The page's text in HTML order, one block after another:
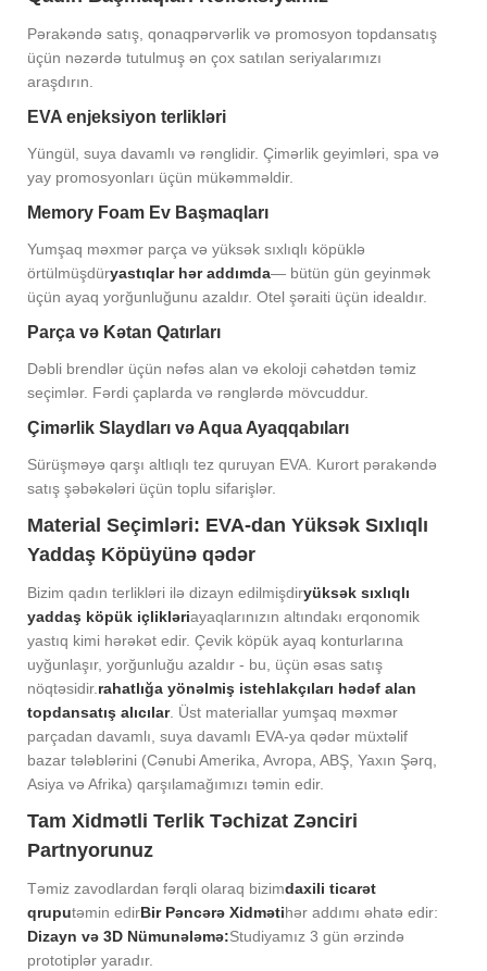
Pərakəndə satış, qonaqpərvərlik və promosyon topdansatış
üçün nəzərdə tutulmuş ən çox satılan seriyalarımızı
araşdırın.
EVA enjeksiyon terlikləri
Yüngül, suya davamlı və rənglidir. Çimərlik geyimləri, spa və
yay promosyonları üçün mükəmməldir.
Memory Foam Ev Başmaqları
Yumşaq məxmər parça və yüksək sıxlıqlı köpüklə
örtülmüşdüryastıqlar hər addımda— bütün gün geyinmək
üçün ayaq yorğunluğunu azaldır. Otel şəraiti üçün idealdır.
Parça və Kətan Qatırları
Dəbli brendlər üçün nəfəs alan və ekoloji cəhətdən təmiz
seçimlər. Fərdi çaplarda və rənglərdə mövcuddur.
Çimərlik Slaydları və Aqua Ayaqqabıları
Sürüşməyə qarşı altlıqlı tez quruyan EVA. Kurort pərakəndə
satış şəbəkələri üçün toplu sifarişlər.
Material Seçimləri: EVA-dan Yüksək Sıxlıqlı
Yaddaş Köpüyünə qədər
Bizim qadın terlikləri ilə dizayn edilmişdiryüksək sıxlıqlı
yaddaş köpük içlikləriayaqlarınızın altındakı erqonomik
yastıq kimi hərəkət edir. Çevik köpük ayaq konturlarına
uyğunlaşır, yorğunluğu azaldır - bu, üçün əsas satış
nöqtəsidir. rahatlığa yönəlmiş istehlakçıları hədəf alan
topdansatış alıcılar. Üst materiallar yumşaq məxmər
parçadan davamlı, suya davamlı EVA-ya qədər müxtəlif
bazar tələblərini (Cənubi Amerika, Avropa, ABŞ, Yaxın Şərq,
Asiya və Afrika) qarşılamağımızı təmin edir.
Tam Xidmətli Terlik Təchizat Zənciri
Partnyorunuz
Təmiz zavodlardan fərqli olaraq bizimdaxili ticarət
qruputəmin edirBir Pəncərə Xidmətihər addımı əhatə edir:
Dizayn və 3D Nümunələmə:Studiyamız 3 gün ərzində
prototiplər yaradır.